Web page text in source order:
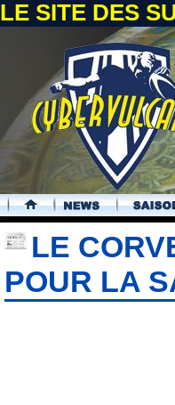
LE SITE DES
.
LE
POUR LA